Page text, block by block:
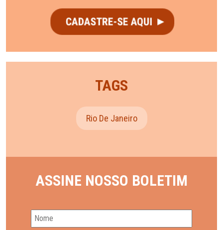
TAGS
Rio De Janeiro
ASSINE NOSSO BOLETIM